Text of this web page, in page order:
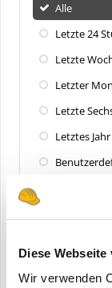
Diese
Wir verwenden
Alle
Letzte 24
Letzte
Letzter
Letzte
Letztes Jahr
Zuletzt
Letzte 24